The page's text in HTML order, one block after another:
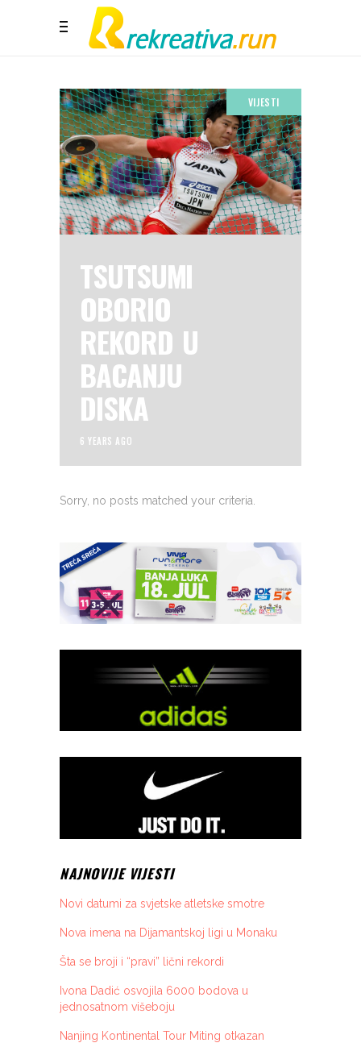
VIJESTI
TSUTSUMI
OBORIO
REKORD U
BACANJU
DISKA
6 YEARS AGO
Sorry, no posts matched your criteria.
NAJNOVIJE VIJESTI
Novi datumi za svjetske atletske smotre
Nova imena na Dijamantskoj ligi u Monaku
Šta se broji i “pravi” lični rekordi
Ivona Dadić osvojila 6000 bodova u
jednosatnom višeboju
Nanjing Kontinental Tour Miting otkazan